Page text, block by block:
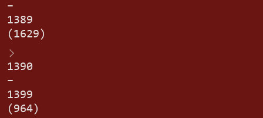
–
1389
(1629)
1390
–
1399
(964)